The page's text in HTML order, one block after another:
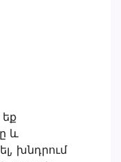
և
խնդրում